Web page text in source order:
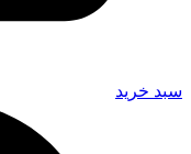
سبد خرید